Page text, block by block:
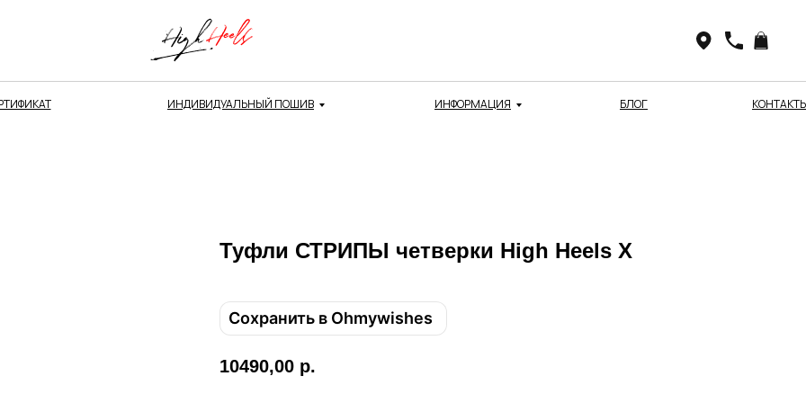
ИНДИВИДУАЛЬНЫЙ ПОШИВ ИНФОРМАЦИЯ БЛОГ
Туфли СТРИПЫ четверки High Heels X
Сохранить в Ohmywishes
10490,00 р.